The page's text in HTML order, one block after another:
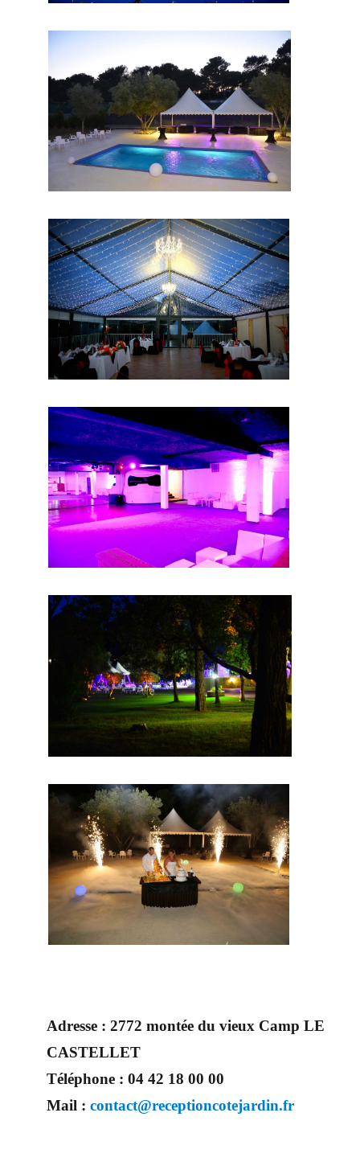
Adresse : 2772 montée du vieux Camp LE
CASTELLET
Téléphone : 04 42 18 00 00
Mail : contact@receptioncotejardin.fr